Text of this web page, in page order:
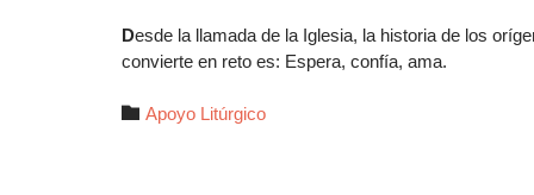
Desde la llamada de la Iglesia, la historia de los
convierte en reto es: Espera, confía, ama.
 Autor
Apoyo Litúrgico